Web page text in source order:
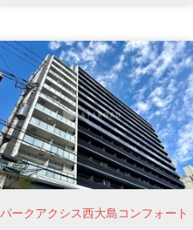
パークアクシス西大島コンフォート